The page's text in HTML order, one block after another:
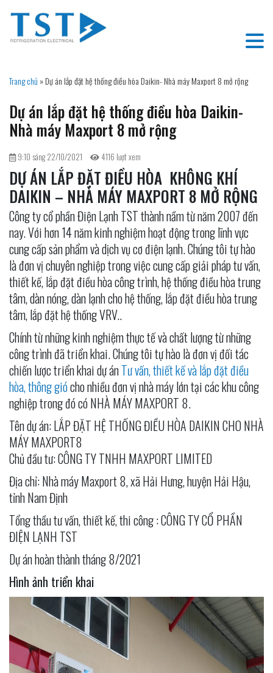
Trang chủ »Dự án lắp đặt hệ thống điều hòa Daikin- Nhà máy Maxport 8 mở rộng
Dự án lắp đặt hệ thống điều hòa Daikin-
Nhà máy Maxport 8 mở rộng
9:10 sáng 22/10/2021 4116 lượt xem
DỰ ÁN LẮP ĐẶT ĐIỀU HÒA KHÔNG KHÍ
DAIKIN – NHÀ MÁY MAXPORT 8 MỞ RỘNG
Công ty cổ phần Điện Lạnh TST thành nầm từ năm 2007 đến
nay. Với hơn 14 năm kinh nghiệm hoạt động trong lĩnh vực
cung cấp sản phẩm và dịch vụ cơ điện lạnh. Chúng tôi tự hào
là đơn vị chuyên nghiệp trong việc cung cấp giải pháp tư vấn,
thiết kế, lắp đặt điều hòa công trình, hệ thống điều hòa trung
tâm, dàn nóng, dàn lạnh cho hệ thống, lắp đặt điều hòa trung
tâm, lắp đặt hệ thống VRV..
Chính từ những kinh nghiệm thực tế và chất lượng từ những
công trình đã triển khai. Chúng tôi tự hào là đơn vị đối tác
chiến lược triển khai dự ánTư vấn, thiết kế và lắp đặt điều
hòa, thông giócho nhiều đơn vị nhà máy lớn tại các khu công
nghiệp trong đó có NHÀ MÁY MAXPORT 8.
Tên dự án: LẮP ĐẶT HỆ THỐNG ĐIỀU HÒA DAIKIN CHO NHÀ
MÁY MAXPORT8
Chủ đầu tư: CÔNG TY TNHH MAXPORT LIMITED
Địa chỉ: Nhà máy Maxport 8, xã Hải Hưng, huyện Hải Hậu,
tỉnh Nam Định
Tổng thầu tư vấn, thiết kế, thi công : CÔNG TY CỔ PHẦN
ĐIỆN LẠNH TST
Dự án hoàn thành tháng 8/2021
Hình ảnh triển khai